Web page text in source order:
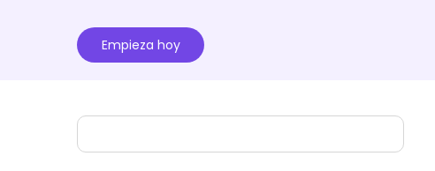
Empieza hoy